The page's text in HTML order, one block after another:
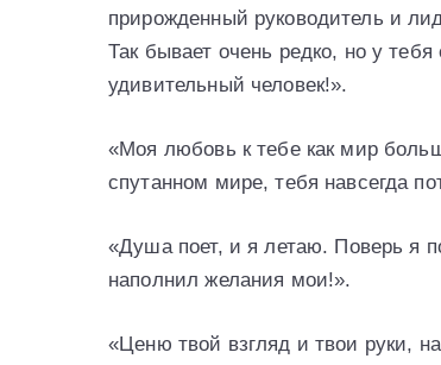
прирожденный руководитель и
Так бывает очень редко, но у
удивительный человек!».
«Моя любовь к тебе как мир
спутанном мире, тебя навсегда
«Душа поет, и я летаю. Поверь я
наполнил желания мои!».
«Ценю твой взгляд и твои руки,